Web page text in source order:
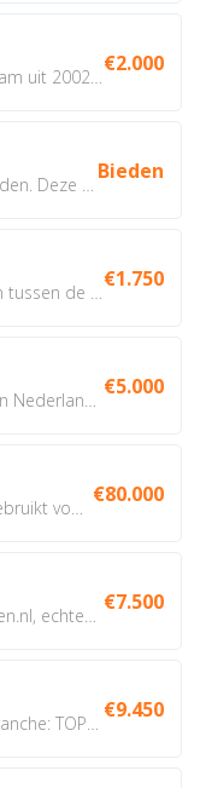
€2.000
Bieden
€1.750
€5.000
€80.000
€7.500
€9.450